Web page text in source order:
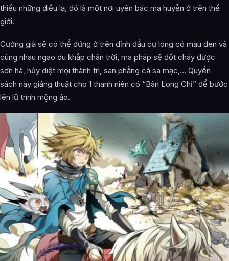
thiếu những điều lạ, đó là một nơi uyên bác ma huyễn ở trên thế
giới.
Cường giả sẽ có thể đứng ở trên đỉnh đầu cự long có màu đen và
cùng nhau ngao du khắp chân trời, ma pháp sẽ đốt cháy được
sơn hà, hủy diệt mọi thành trì, san phẳng cả sa mạc,… Quyển
sách này giảng thuật cho 1 thanh niên có “Bàn Long Chỉ” để bước
lên lữ trình mộng ảo.